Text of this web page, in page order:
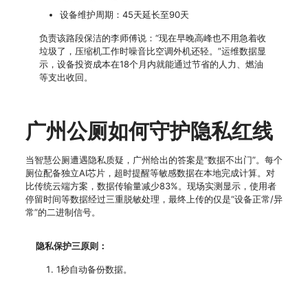
设备维护周期：45天延长至90天
负责该路段保洁的李师傅说：“现在早晚高峰也不用急着收
垃圾了，压缩机工作时噪音比空调外机还轻。”运维数据显
示，设备投资成本在18个月内就能通过节省的人力、燃油
等支出收回。
广州公厕如何守护隐私红线
当智慧公厕遭遇隐私质疑，广州给出的答案是“数据不出门”。每个
厕位配备独立AI芯片，超时提醒等敏感数据在本地完成计算。对
比传统云端方案，数据传输量减少83%。现场实测显示，使用者
停留时间等数据经过三重脱敏处理，最终上传的仅是“设备正常/异
常”的二进制信号。
隐私保护三原则：
1秒自动备份数据。